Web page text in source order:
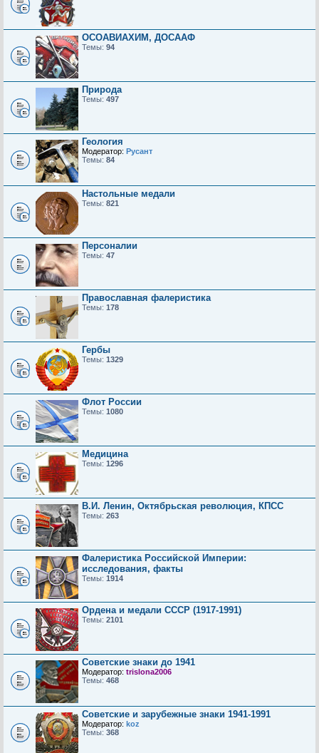
ОСОАВИАХИМ, ДОСААФ
Темы: 94
Природа
Темы: 497
Геология
Модератор: Русант
Темы: 84
Настольные медали
Темы: 821
Персоналии
Темы: 47
Православная фалеристика
Темы: 178
Гербы
Темы: 1329
Флот России
Темы: 1080
Медицина
Темы: 1296
В.И. Ленин, Октябрьская революция, КПСС
Темы: 263
Фалеристика Российской Империи:
исследования, факты
Темы: 1914
Ордена и медали СССР (1917-1991)
Темы: 2101
Советские знаки до 1941
Модератор: trislona2006
Темы: 468
Советские и зарубежные знаки 1941-1991
Модератор: koz
Темы: 368